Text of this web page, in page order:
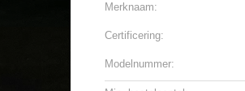
Merknaam:
Certificering:
Modelnummer: